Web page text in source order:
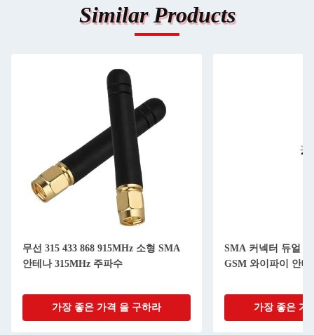
Similar Products
무선 315 433 868 915MHz 소형 SMA
안테나 315MHz 주파수
가장 좋은 가격 을 구하라
SMA 커넥터 듀얼
GSM 와이파이 안
가장 좋은 가